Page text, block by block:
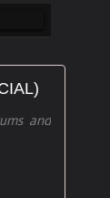
and